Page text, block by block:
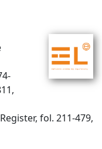
fol. 211-479,